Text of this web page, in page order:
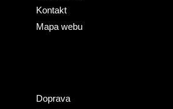
Kontakt
Mapa webu
Doprava